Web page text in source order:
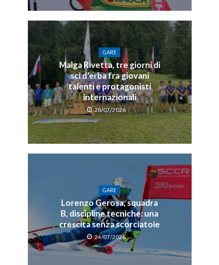
GARE
Malga Rivetta, tre giorni di
sci d’erba fra giovani
talenti e protagonisti
internazionali
28/07/2026
GARE
Lorenzo Gerosa, squadra
B, discipline tecniche: una
crescita senza scorciatoie
24/07/2026